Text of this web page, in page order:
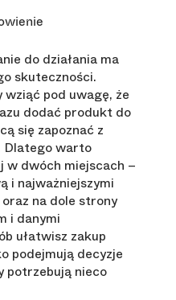
do działania ma
skuteczności.
pod uwagę, że
dodać produkt do
się zapoznać z
Dlatego warto
w dwóch miejscach –
i najważniejszymi
na dole strony
i danymi
ułatwisz zakup
podejmują decyzje
potrzebują nieco